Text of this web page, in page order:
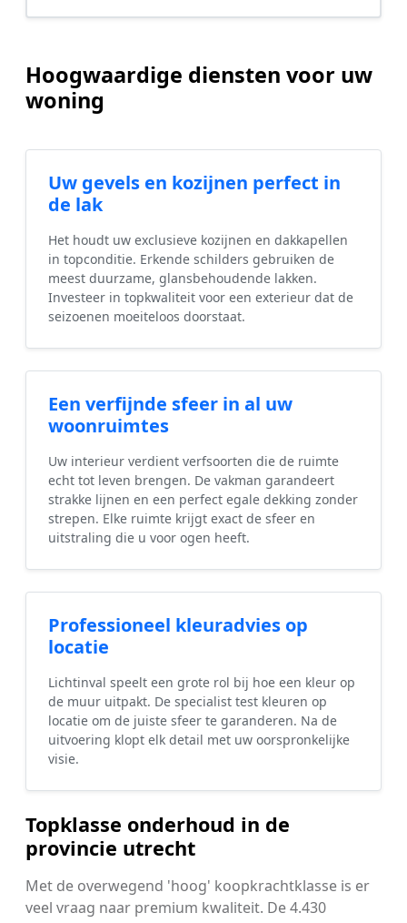
Hoogwaardige diensten voor uw
woning
Uw gevels en kozijnen perfect in
de lak
Het houdt uw exclusieve kozijnen en dakkapellen
in topconditie. Erkende schilders gebruiken de
meest duurzame, glansbehoudende lakken.
Investeer in topkwaliteit voor een exterieur dat de
seizoenen moeiteloos doorstaat.
Een verfijnde sfeer in al uw
woonruimtes
Uw interieur verdient verfsoorten die de ruimte
echt tot leven brengen. De vakman garandeert
strakke lijnen en een perfect egale dekking zonder
strepen. Elke ruimte krijgt exact de sfeer en
uitstraling die u voor ogen heeft.
Professioneel kleuradvies op
locatie
Lichtinval speelt een grote rol bij hoe een kleur op
de muur uitpakt. De specialist test kleuren op
locatie om de juiste sfeer te garanderen. Na de
uitvoering klopt elk detail met uw oorspronkelijke
visie.
Topklasse onderhoud in de
provincie utrecht
Met de overwegend 'hoog' koopkrachtklasse is er
veel vraag naar premium kwaliteit. De 4.430